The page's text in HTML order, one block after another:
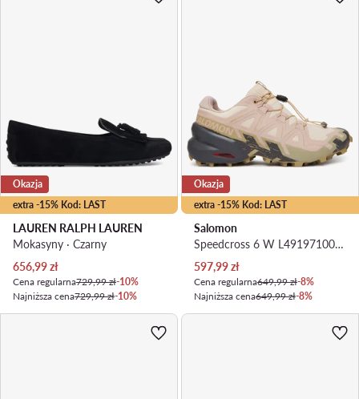
extra -15% Kod: LAST
Okazja
LAUREN RALPH LAUREN
Mokasyny · Czarny
Aktualna cena
656,99zł
Cena regularna729,99 zł-10%
Najniższa cena729,99 zł-10%
extra -15% Kod: LAST
Okazja
Salomon
Speedcross 6 W L49197100 · Buty do biegania
Aktualna cena
597,99zł
Cena regularna649,99 zł-8%
Najniższa cena649,99 zł-8%